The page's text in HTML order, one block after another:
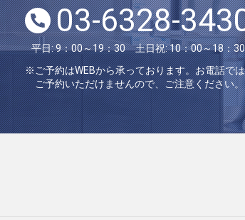
03-6328-
平日: 9：00～19：30 土日祝: 10：00～18：30
※ご予約はWEBから承っております。お電話では
ご予約いただけませんので、ご注意ください。